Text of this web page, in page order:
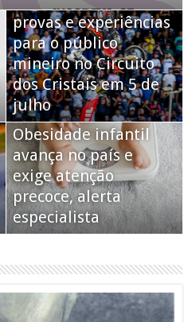
provas e experiências
para o público
mineiro no Circuito
dos Cristais em 5 de
julho
Obesidade infantil
avança no país e
exige atenção
precoce, alerta
especialista